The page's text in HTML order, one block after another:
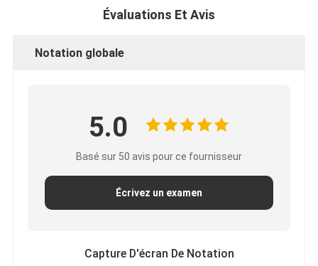
Évaluations Et Avis
Notation globale
5.0
Basé sur 50 avis pour ce fournisseur
Écrivez un examen
Capture D'écran De Notation